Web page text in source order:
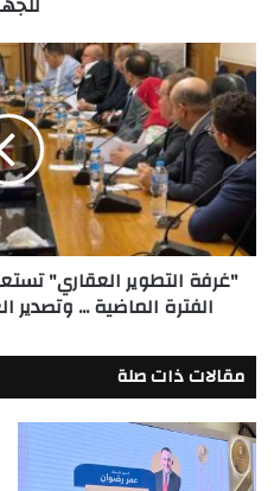
سوديك
الفحص
النافي
للجهالة
"غرفة
التطوير
العقاري"
تستعرض
جهودها
لدعم
الشركات
الماضية
وتصدير
أبرز
ملفاتها
الجديدة
"غرفة التطوير العقاري"
الفترة الماضية ... وتصدير
مقالات ذات صلة